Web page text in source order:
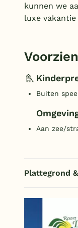
kunnen we
luxe
Buiten
Aan zee/
Plattegrond